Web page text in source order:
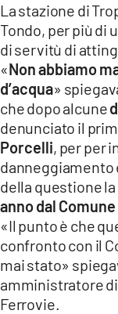
App
ANDROID
APPLE
La stazione di
Tondo, per più di
di servitù di
«Non abbiamo
d’acqua»
che dopo alcune
denunciato il
Porcelli, per per
danneggiamento
della questione la
anno dal
«Il punto è che
confronto con il
mai stato»
amministratore
Ferrovie.